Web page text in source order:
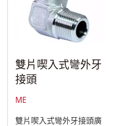
雙片喫入式彎外牙
接頭
ME
雙片喫入式彎外牙接頭廣